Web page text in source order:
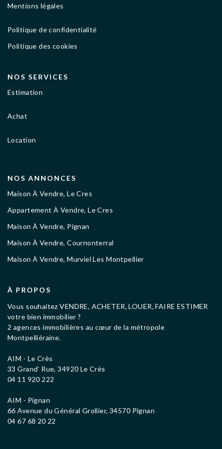
Mentions légales
Politique de confidentialité
Politique des cookies
NOS SERVICES
Estimation
Achat
Location
NOS ANNONCES
Maison À Vendre, Le Cres
Appartement À Vendre, Le Cres
Maison À Vendre, Pignan
Maison À Vendre, Cournonterral
Maison À Vendre, Murviel Les Montpellier
À PROPOS
Vous souhaitez VENDRE, ACHETER, LOUER, FAIRE ESTIMER
votre bien immobilier ?
2 agences immobilières au cœur de la métropole
Montpelliéraine.
AIM - Le Crès
33 Grand' Rue, 34920 Le Crès
04 11 920 222
AIM - Pignan
66 Avenue du Général Grollier, 34570 Pignan
04 67 68 20 22